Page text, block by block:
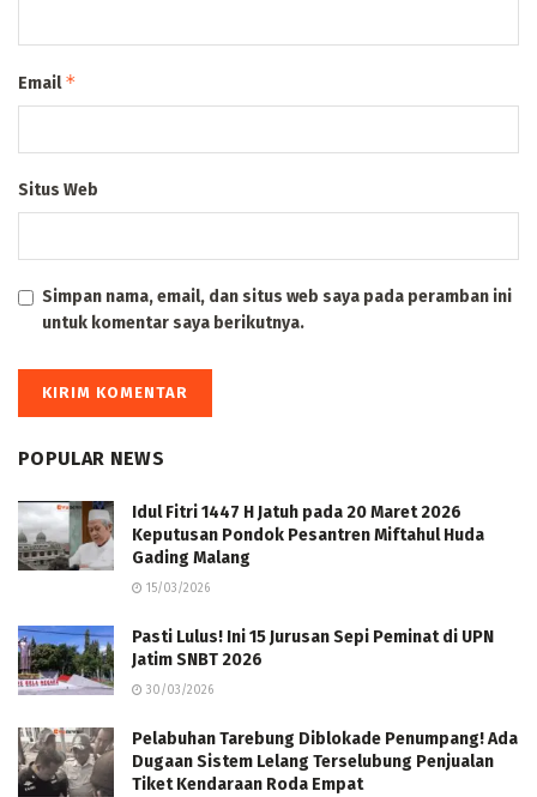
Email*
Situs Web
Simpan nama, email, dan situs web saya pada peramban ini
untuk komentar saya berikutnya.
POPULAR NEWS
Idul Fitri 1447 H Jatuh pada 20 Maret 2026
Keputusan Pondok Pesantren Miftahul Huda
Gading Malang
15/03/2026
Pasti Lulus! Ini 15 Jurusan Sepi Peminat di UPN
Jatim SNBT 2026
30/03/2026
Pelabuhan Tarebung Diblokade Penumpang! Ada
Dugaan Sistem Lelang Terselubung Penjualan
Tiket Kendaraan Roda Empat